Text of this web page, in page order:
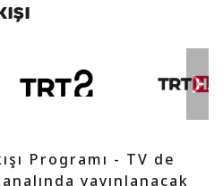
Programı - TV de
yayınlanacak